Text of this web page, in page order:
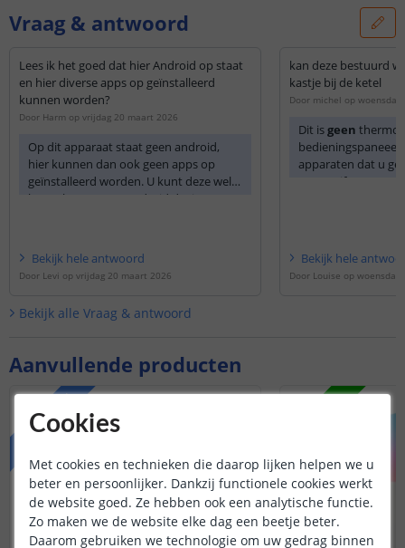
Aanvullende producten
VOORDEELSET
Vraag & antwoord
Lees ik het goed dat hier Android op staat
en hier diverse apps op geïnstalleerd
kunnen worden?
Door Harm op vrijdag 20 maart 2026
Op dit apparaat staat geen android,
hier kunnen dan ook geen apps op
geïnstalleerd worden. U kunt deze wel
koppelen aan een android device
Bekijk hele antwoord
Door Levi op vrijdag 20 maart 2026
kan deze bestuurd
kastje bij de ketel
Door michel op
Dit isgeen
bedieningspaneeel
apparaten dat u
Smart Life app
Bekijk hele
Door Louise op woensdag
Bekijk alle Vraag & antwoord
Cookies
Met cookies en technieken die daarop lijken helpen we u
beter en persoonlijker. Dankzij functionele cookies werkt
de website goed. Ze hebben ook een analytische functie.
Zo maken we de website elke dag een beetje beter.
Daarom gebruiken we technologie om uw gedrag binnen